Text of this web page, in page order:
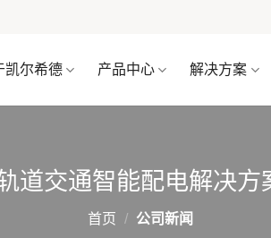
凯尔希德 产品中心 解决方案
道交通智能配电解决方
首页 / 公司新闻